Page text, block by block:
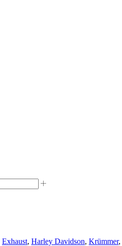
Exhaust, Harley Davidson, Krümmer,